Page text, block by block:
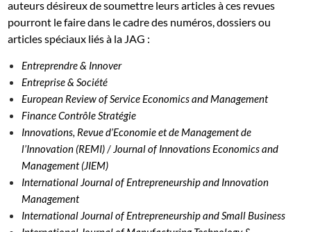
auteurs désireux de soumettre leurs articles à ces revues
pourront le faire dans le cadre des numéros, dossiers ou
articles spéciaux liés à la JAG :
Entreprendre & Innover
Entreprise & Société
European Review of Service Economics and Management
Finance Contrôle Stratégie
Innovations, Revue d’Economie et de Management de
l’Innovation (REMI) / Journal of Innovations Economics and
Management (JIEM)
International Journal of Entrepreneurship and Innovation
Management
International Journal of Entrepreneurship and Small Business